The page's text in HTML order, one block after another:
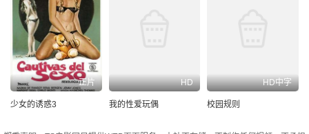
正片
少女的诱惑3
HD
我的性爱玩偶
HD中字
校园规则